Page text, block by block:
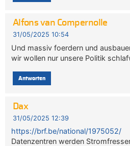
Alfons van Compernolle
31/05/2025 10:54
Und massiv foerdern und
wir wollen nur unsere Politik
Antworten
Dax
31/05/2025 12:39
https://brf.be/national/1975052/
Datenzentren werden